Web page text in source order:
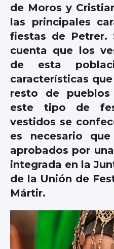
de Moros y
las principales
fiestas de Petrer.
cuenta que los
de esta
características
resto de pueblos
este tipo de
vestidos se
es necesario
aprobados por
integrada en la
de la Unión de
Mártir.